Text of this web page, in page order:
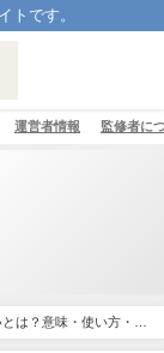
トです。
運営者情報 監修者に
は？意味・使い方・由